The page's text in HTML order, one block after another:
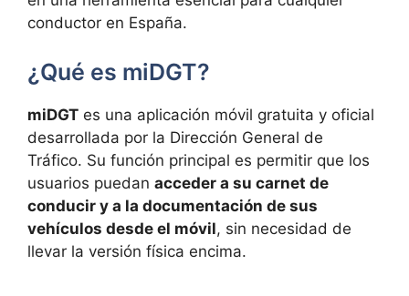
conductor en España.
¿Qué es miDGT?
miDGT es una aplicación móvil gratuita y oficial
desarrollada por la Dirección General de
Tráfico. Su función principal es permitir que los
usuarios puedan acceder a su carnet de
conducir y a la documentación de sus
vehículos desde el móvil, sin necesidad de
llevar la versión física encima.